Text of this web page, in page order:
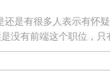
是有很多人表示有怀
没有前端这个职位，